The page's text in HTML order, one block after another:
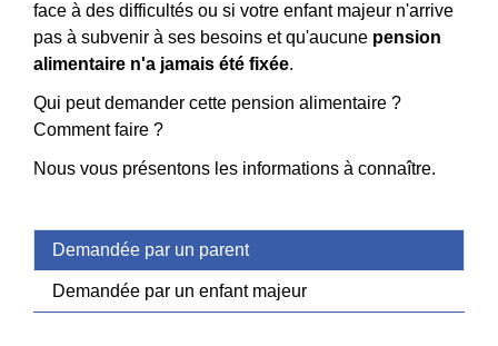
face à des difficultés ou si votre enfant majeur n'arrive
pas à subvenir à ses besoins et qu'aucune pension
alimentaire n'a jamais été fixée.
Qui peut demander cette pension alimentaire ?
Comment faire ?
Nous vous présentons les informations à connaître.
Demandée par un parent
Demandée par un enfant majeur